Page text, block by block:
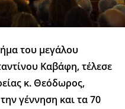
του μεγάλου
Καβάφη, τέλεσε
κ. Θεόδωρος,
γέννηση και τα 70